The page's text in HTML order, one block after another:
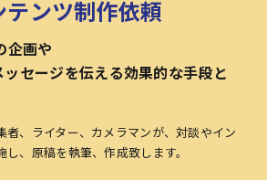
テンツ制作依頼
企画や
セージを伝える効果的な手段と
者、ライター、カメラマンが、対談やイン
、原稿を執筆、作成致します。